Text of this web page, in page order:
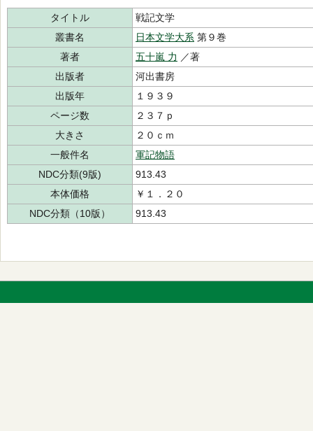
タイトル
戦記文学
叢書名
日本文学大系 第９巻
著者
五十嵐 力 ／著
出版者
河出書房
出版年
１９３９
ページ数
２３７ｐ
大きさ
２０ｃｍ
一般件名
軍記物語
NDC分類(9版)
913.43
本体価格
￥１．２０
NDC分類（10版）
913.43